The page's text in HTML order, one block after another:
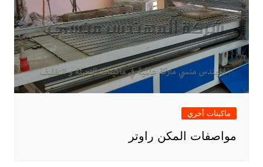
ماكينات أخري
مواصفات المكن راوتر